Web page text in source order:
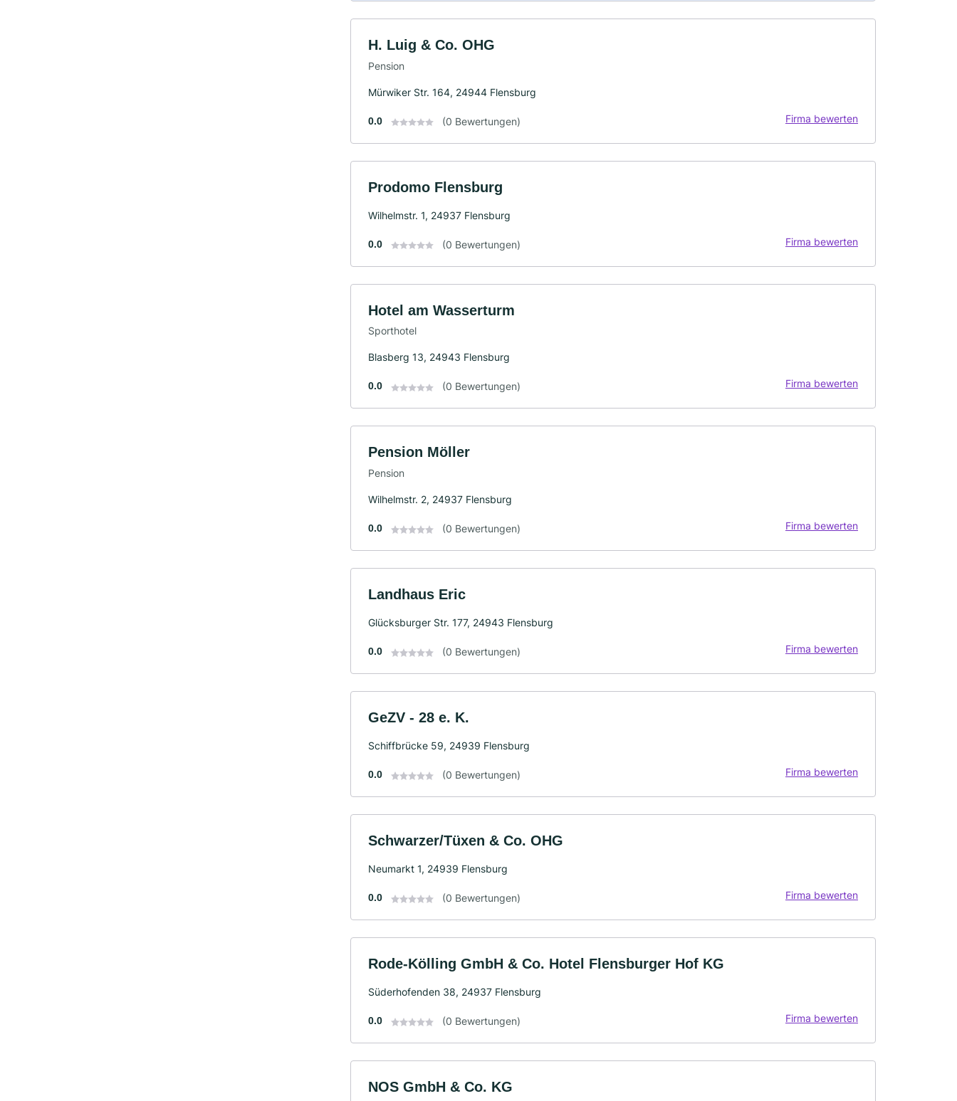
H. Luig & Co. OHG
Pension
Mürwiker Str. 164, 24944 Flensburg
0.0 (0 Bewertungen) Firma bewerten
Prodomo Flensburg
Wilhelmstr. 1, 24937 Flensburg
0.0 (0 Bewertungen) Firma bewerten
Hotel am Wasserturm
Sporthotel
Blasberg 13, 24943 Flensburg
0.0 (0 Bewertungen) Firma bewerten
Pension Möller
Pension
Wilhelmstr. 2, 24937 Flensburg
0.0 (0 Bewertungen) Firma bewerten
Landhaus Eric
Glücksburger Str. 177, 24943 Flensburg
0.0 (0 Bewertungen) Firma bewerten
GeZV - 28 e. K.
Schiffbrücke 59, 24939 Flensburg
0.0 (0 Bewertungen) Firma bewerten
Schwarzer/Tüxen & Co. OHG
Neumarkt 1, 24939 Flensburg
0.0 (0 Bewertungen) Firma bewerten
Rode-Kölling GmbH & Co. Hotel Flensburger Hof KG
Süderhofenden 38, 24937 Flensburg
0.0 (0 Bewertungen) Firma bewerten
NOS GmbH & Co. KG